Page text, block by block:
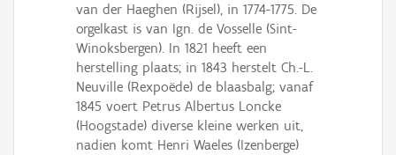
van der Haeghen (Rijsel), in 1774-1775. De
orgelkast is van Ign. de Vosselle (Sint-
Winoksbergen). In 1821 heeft een
herstelling plaats; in 1843 herstelt Ch.-L.
Neuville (Rexpoëde) de blaasbalg; vanaf
1845 voert Petrus Albertus Loncke
(Hoogstade) diverse kleine werken uit,
nadien komt Henri Waeles (Izenberge)